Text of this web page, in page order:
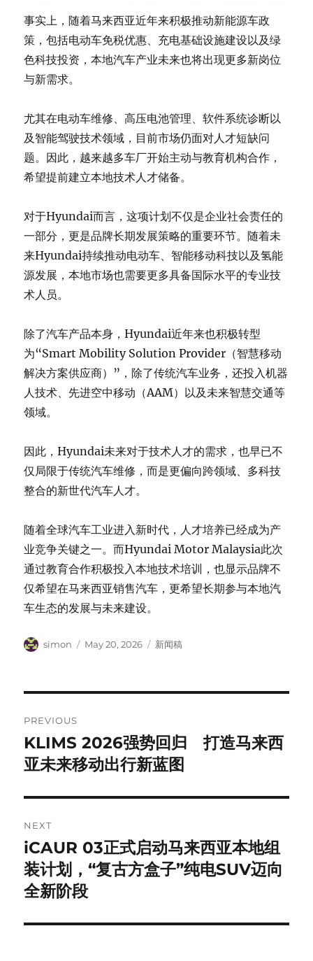
事实上，随着马来西亚近年来积极推动新能源车政
策，包括电动车免税优惠、充电基础设施建设以及绿
色科技投资，本地汽车产业未来也将出现更多新岗位
与新需求。
尤其在电动车维修、高压电池管理、软件系统诊断以
及智能驾驶技术领域，目前市场仍面对人才短缺问
题。因此，越来越多车厂开始主动与教育机构合作，
希望提前建立本地技术人才储备。
对于Hyundai而言，这项计划不仅是企业社会责任的
一部分，更是品牌长期发展策略的重要环节。随着未
来Hyundai持续推动电动车、智能移动科技以及氢能
源发展，本地市场也需要更多具备国际水平的专业技
术人员。
除了汽车产品本身，Hyundai近年来也积极转型
为“Smart Mobility Solution Provider（智慧移动
解决方案供应商）”，除了传统汽车业务，还投入机器
人技术、先进空中移动（AAM）以及未来智慧交通等
领域。
因此，Hyundai未来对于技术人才的需求，也早已不
仅局限于传统汽车维修，而是更偏向跨领域、多科技
整合的新世代汽车人才。
随着全球汽车工业进入新时代，人才培养已经成为产
业竞争关键之一。而Hyundai Motor Malaysia此次
通过教育合作积极投入本地技术培训，也显示品牌不
仅希望在马来西亚销售汽车，更希望长期参与本地汽
车生态的发展与未来建设。
Author
simon
Posted
May 20, 2026 Categories
新闻稿
navigation
PREVIOUS
Previous
post:
KLIMS 2026强势回归 打造马来西
亚未来移动出行新蓝图
NEXT
Next
post:
iCAUR 03正式启动马来西亚本地组
装计划，“复古方盒子”纯电SUV迈向
全新阶段